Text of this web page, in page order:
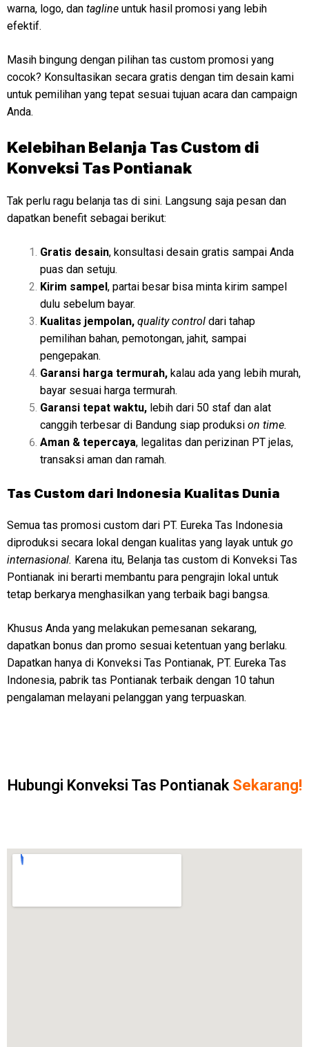
warna, logo, dan tagline untuk hasil promosi yang lebih
efektif.
Masih bingung dengan pilihan tas custom promosi yang
cocok? Konsultasikan secara gratis dengan tim desain kami
untuk pemilihan yang tepat sesuai tujuan acara dan campaign
Anda.
Kelebihan Belanja Tas Custom di
Konveksi Tas Pontianak
Tak perlu ragu belanja tas di sini. Langsung saja pesan dan
dapatkan benefit sebagai berikut:
Gratis desain, konsultasi desain gratis sampai Anda
puas dan setuju.
Kirim sampel, partai besar bisa minta kirim sampel
dulu sebelum bayar.
Kualitas jempolan, quality control dari tahap
pemilihan bahan, pemotongan, jahit, sampai
pengepakan.
Garansi harga termurah, kalau ada yang lebih murah,
bayar sesuai harga termurah.
Garansi tepat waktu, lebih dari 50 staf dan alat
canggih terbesar di Bandung siap produksi on time.
Aman & tepercaya, legalitas dan perizinan PT jelas,
transaksi aman dan ramah.
Tas Custom dari Indonesia Kualitas Dunia
Semua tas promosi custom dari PT. Eureka Tas Indonesia
diproduksi secara lokal dengan kualitas yang layak untuk go
internasional. Karena itu, Belanja tas custom di Konveksi Tas
Pontianak ini berarti membantu para pengrajin lokal untuk
tetap berkarya menghasilkan yang terbaik bagi bangsa.
Khusus Anda yang melakukan pemesanan sekarang,
dapatkan bonus dan promo sesuai ketentuan yang berlaku.
Dapatkan hanya di Konveksi Tas Pontianak, PT. Eureka Tas
Indonesia, pabrik tas Pontianak terbaik dengan 10 tahun
pengalaman melayani pelanggan yang terpuaskan.
Hubungi Konveksi Tas Pontianak Sekarang!